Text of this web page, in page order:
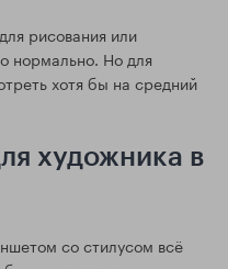
рисования или
нормально. Но для
хотя бы на средний
художника в
со стилусом всё